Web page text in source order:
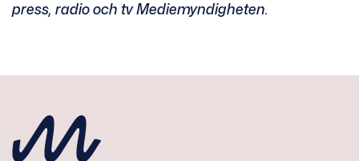
press, radio och tv Mediemyndigheten.